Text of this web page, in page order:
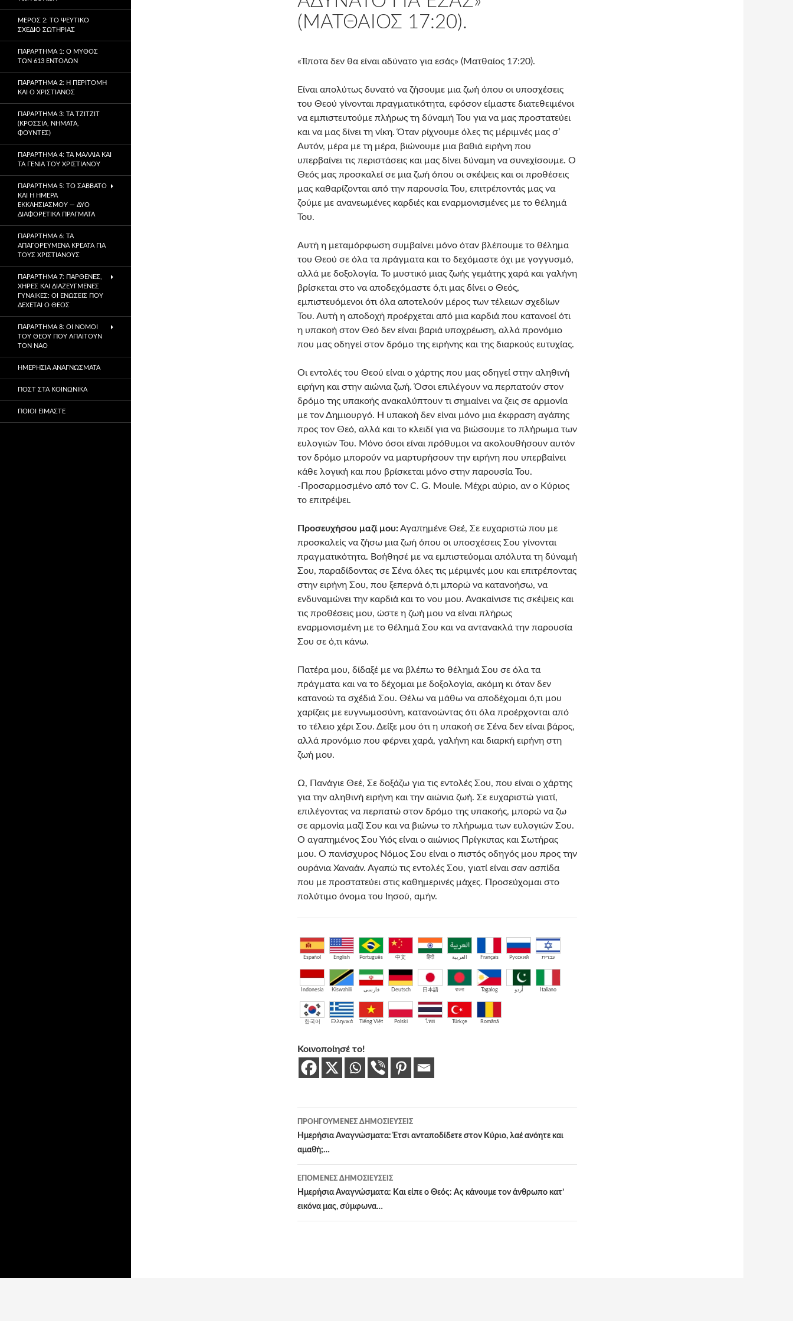
(ΜΑΤΘΑΊΟΣ 17:20).
«Τίποτα δεν θα είναι αδύνατο για εσάς» (Ματθαίος 17:20).
Είναι απολύτως δυνατό να ζήσουμε μια ζωή όπου οι υποσχέσεις
του Θεού γίνονται πραγματικότητα, εφόσον είμαστε διατεθειμένοι
να εμπιστευτούμε πλήρως τη δύναμή Του για να μας προστατεύει
και να μας δίνει τη νίκη. Όταν ρίχνουμε όλες τις μέριμνές μας σ’
Αυτόν, μέρα με τη μέρα, βιώνουμε μια βαθιά ειρήνη που
υπερβαίνει τις περιστάσεις και μας δίνει δύναμη να συνεχίσουμε. Ο
Θεός μας προσκαλεί σε μια ζωή όπου οι σκέψεις και οι προθέσεις
μας καθαρίζονται από την παρουσία Του, επιτρέποντάς μας να
ζούμε με ανανεωμένες καρδιές και εναρμονισμένες με το θέλημά
Του.
Αυτή η μεταμόρφωση συμβαίνει μόνο όταν βλέπουμε το θέλημα
του Θεού σε όλα τα πράγματα και το δεχόμαστε όχι με γογγυσμό,
αλλά με δοξολογία. Το μυστικό μιας ζωής γεμάτης χαρά και γαλήνη
βρίσκεται στο να αποδεχόμαστε ό,τι μας δίνει ο Θεός,
εμπιστευόμενοι ότι όλα αποτελούν μέρος των τέλειων σχεδίων
Του. Αυτή η αποδοχή προέρχεται από μια καρδιά που κατανοεί ότι
η υπακοή στον Θεό δεν είναι βαριά υποχρέωση, αλλά προνόμιο
που μας οδηγεί στον δρόμο της ειρήνης και της διαρκούς ευτυχίας.
Οι εντολές του Θεού είναι ο χάρτης που μας οδηγεί στην αληθινή
ειρήνη και στην αιώνια ζωή. Όσοι επιλέγουν να περπατούν στον
δρόμο της υπακοής ανακαλύπτουν τι σημαίνει να ζεις σε αρμονία
με τον Δημιουργό. Η υπακοή δεν είναι μόνο μια έκφραση αγάπης
προς τον Θεό, αλλά και το κλειδί για να βιώσουμε το πλήρωμα των
ευλογιών Του. Μόνο όσοι είναι πρόθυμοι να ακολουθήσουν αυτόν
τον δρόμο μπορούν να μαρτυρήσουν την ειρήνη που υπερβαίνει
κάθε λογική και που βρίσκεται μόνο στην παρουσία Του.
-Προσαρμοσμένο από τον C. G. Moule. Μέχρι αύριο, αν ο Κύριος
το επιτρέψει.
Προσευχήσου μαζί μου:Αγαπημένε Θεέ, Σε ευχαριστώ που με
προσκαλείς να ζήσω μια ζωή όπου οι υποσχέσεις Σου γίνονται
πραγματικότητα. Βοήθησέ με να εμπιστεύομαι απόλυτα τη δύναμή
Σου, παραδίδοντας σε Σένα όλες τις μέριμνές μου και επιτρέποντας
στην ειρήνη Σου, που ξεπερνά ό,τι μπορώ να κατανοήσω, να
ενδυναμώνει την καρδιά και το νου μου. Ανακαίνισε τις σκέψεις και
τις προθέσεις μου, ώστε η ζωή μου να είναι πλήρως
εναρμονισμένη με το θέλημά Σου και να αντανακλά την παρουσία
Σου σε ό,τι κάνω.
Πατέρα μου, δίδαξέ με να βλέπω το θέλημά Σου σε όλα τα
πράγματα και να το δέχομαι με δοξολογία, ακόμη κι όταν δεν
κατανοώ τα σχέδιά Σου. Θέλω να μάθω να αποδέχομαι ό,τι μου
χαρίζεις με ευγνωμοσύνη, κατανοώντας ότι όλα προέρχονται από
το τέλειο χέρι Σου. Δείξε μου ότι η υπακοή σε Σένα δεν είναι βάρος,
αλλά προνόμιο που φέρνει χαρά, γαλήνη και διαρκή ειρήνη στη
ζωή μου.
Ω, Πανάγιε Θεέ, Σε δοξάζω για τις εντολές Σου, που είναι ο χάρτης
για την αληθινή ειρήνη και την αιώνια ζωή. Σε ευχαριστώ γιατί,
επιλέγοντας να περπατώ στον δρόμο της υπακοής, μπορώ να ζω
σε αρμονία μαζί Σου και να βιώνω το πλήρωμα των ευλογιών Σου.
Ο αγαπημένος Σου Υιός είναι ο αιώνιος Πρίγκιπας και Σωτήρας
μου. Ο πανίσχυρος Νόμος Σου είναι ο πιστός οδηγός μου προς την
ουράνια Χαναάν. Αγαπώ τις εντολές Σου, γιατί είναι σαν ασπίδα
που με προστατεύει στις καθημερινές μάχες. Προσεύχομαι στο
πολύτιμο όνομα του Ιησού, αμήν.
Español English Português 中文 हिंदी العربية Français Русский עברית
Indonesia Kiswahili فارسی Deutsch 日本語 বাংলা Tagalog اُردو Italiano
한국어 Ελληνικά Tiếng Việt Polski ไทย Türkçe Română
Κοινοποίησέ το!
Πλοήγηση
άρθρων
ΠΡΟΗΓΟΎΜΕΝΕΣ ΔΗΜΟΣΙΕΎΣΕΙΣ
Ημερήσια Αναγνώσματα: Έτσι ανταποδίδετε στον Κύριο, λαέ ανόητε και
αμαθή;…
ΕΠΌΜΕΝΕΣ ΔΗΜΟΣΙΕΎΣΕΙΣ
Ημερήσια Αναγνώσματα: Και είπε ο Θεός: Ας κάνουμε τον άνθρωπο κατ’
εικόνα μας, σύμφωνα…
ΜΈΡΟΣ 2: ΤΟ ΨΕΎΤΙΚΟ
ΣΧΈΔΙΟ ΣΩΤΗΡΊΑΣ
ΠΑΡΆΡΤΗΜΑ 1: Ο ΜΎΘΟΣ
ΤΩΝ 613 ΕΝΤΟΛΏΝ
ΠΑΡΆΡΤΗΜΑ 2: Η ΠΕΡΙΤΟΜΉ
ΚΑΙ Ο ΧΡΙΣΤΙΑΝΌΣ
ΠΑΡΆΡΤΗΜΑ 3: ΤΑ TZITZIT
(ΚΡΌΣΣΙΑ, ΝΉΜΑΤΑ,
ΦΟΎΝΤΕΣ)
ΠΑΡΆΡΤΗΜΑ 4: ΤΑ ΜΑΛΛΙΆ ΚΑΙ
ΤΑ ΓΈΝΙΑ ΤΟΥ ΧΡΙΣΤΙΑΝΟΎ
ΠΑΡΆΡΤΗΜΑ 5: ΤΟ ΣΆΒΒΑΤΟ
ΚΑΙ Η ΗΜΈΡΑ
ΕΚΚΛΗΣΙΑΣΜΟΎ — ΔΎΟ
ΔΙΑΦΟΡΕΤΙΚΆ ΠΡΆΓΜΑΤΑ
ΠΑΡΆΡΤΗΜΑ 6: ΤΑ
ΑΠΑΓΟΡΕΥΜΈΝΑ ΚΡΈΑΤΑ ΓΙΑ
ΤΟΥΣ ΧΡΙΣΤΙΑΝΟΎΣ
ΠΑΡΆΡΤΗΜΑ 7: ΠΑΡΘΈΝΕΣ,
ΧΉΡΕΣ ΚΑΙ ΔΙΑΖΕΥΓΜΈΝΕΣ
ΓΥΝΑΊΚΕΣ: ΟΙ ΕΝΏΣΕΙΣ ΠΟΥ
ΔΈΧΕΤΑΙ Ο ΘΕΌΣ
ΠΑΡΆΡΤΗΜΑ 8: ΟΙ ΝΌΜΟΙ
ΤΟΥ ΘΕΟΎ ΠΟΥ ΑΠΑΙΤΟΎΝ
ΤΟΝ ΝΑΌ
ΗΜΕΡΉΣΙΑ ΑΝΑΓΝΏΣΜΑΤΑ
ΠΟΣΤ ΣΤΑ ΚΟΙΝΩΝΙΚΆ
ΠΟΙΟΙ ΕΊΜΑΣΤΕ